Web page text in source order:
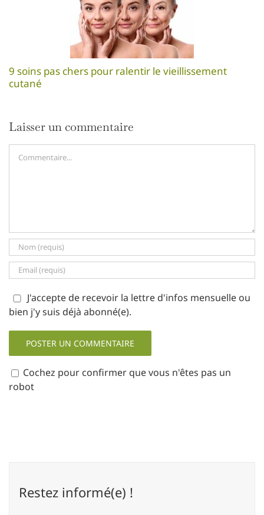
9 soins pas chers pour ralentir le vieillissement
cutané
Laisser un commentaire
J'accepte de recevoir la lettre d'infos mensuelle ou
bien j'y suis déjà abonné(e).
Cochez pour confirmer que vous n'êtes pas un
robot
Restez informé(e) !